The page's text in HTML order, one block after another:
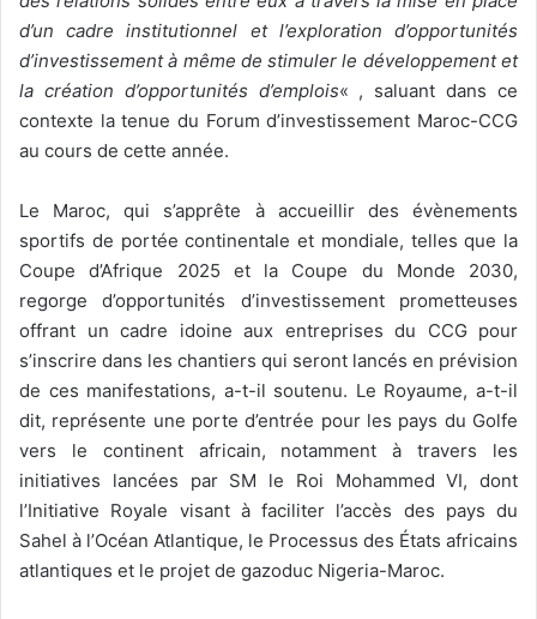
d’un cadre institutionnel et l’exploration d’opportunités
d’investissement à même de stimuler le développement et
la création d’opportunités d’emplois« , saluant dans ce
contexte la tenue du Forum d’investissement Maroc-CCG
au cours de cette année.
Le Maroc, qui s’apprête à accueillir des évènements
sportifs de portée continentale et mondiale, telles que la
Coupe d’Afrique 2025 et la Coupe du Monde 2030,
regorge d’opportunités d’investissement prometteuses
offrant un cadre idoine aux entreprises du CCG pour
s’inscrire dans les chantiers qui seront lancés en prévision
de ces manifestations, a-t-il soutenu. Le Royaume, a-t-il
dit, représente une porte d’entrée pour les pays du Golfe
vers le continent africain, notamment à travers les
initiatives lancées par SM le Roi Mohammed VI, dont
l’Initiative Royale visant à faciliter l’accès des pays du
Sahel à l’Océan Atlantique, le Processus des États africains
atlantiques et le projet de gazoduc Nigeria-Maroc.